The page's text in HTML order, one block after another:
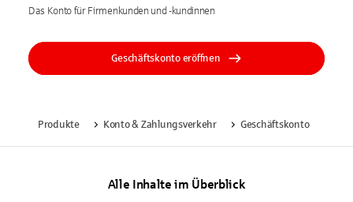
Das Konto für Firmenkunden und -kundinnen
Geschäftskonto eröffnen
Produkte Konto & Zahlungsverkehr Geschäftskonto
Alle Inhalte im Überblick